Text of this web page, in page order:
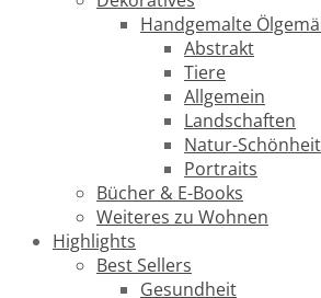
Handgemalte
Abstrakt
Tiere
Allgemein
Landschaften
Natur-
Portraits
Bücher & E-Books
Weiteres zu Wohnen
Highlights
Best Sellers
Gesundheit